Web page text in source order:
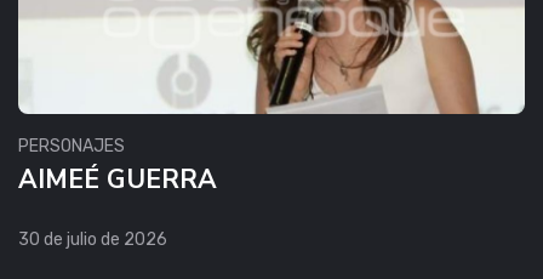
PERSONAJES
AIMEÉ GUERRA
30 de julio de 2026